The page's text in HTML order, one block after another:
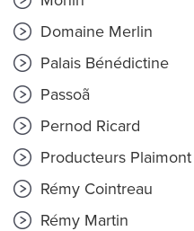
Domaine Merlin
Palais Bénédictine
Passoã
Pernod Ricard
Producteurs Plaimont
Rémy Cointreau
Rémy Martin